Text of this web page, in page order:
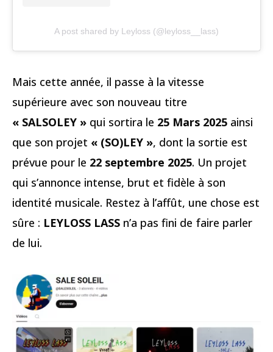
A post shared by Leyloss (@leyloss__lass)
Mais cette année, il passe à la vitesse
supérieure avec son nouveau titre
« SALSOLEY » qui sortira le 25 Mars 2025 ainsi
que son projet « (SO)LEY », dont la sortie est
prévue pour le 22 septembre 2025. Un projet
qui s’annonce intense, brut et fidèle à son
identité musicale. Restez à l’affût, une chose est
sûre : LEYLOSS LASS n’a pas fini de faire parler
de lui.